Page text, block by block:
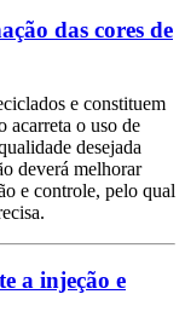
das cores de
e constituem
acarreta o uso de
desejada
deverá melhorar
e controle, pelo qual
a injeção e